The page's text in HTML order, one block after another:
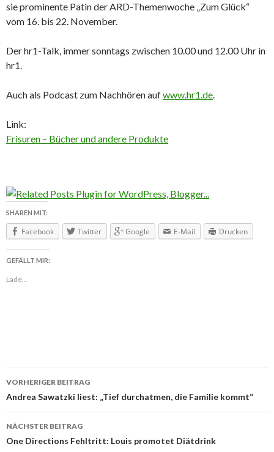
sie prominente Patin der ARD-Themenwoche „Zum Glück“
vom 16. bis 22. November.
Der hr1-Talk, immer sonntags zwischen 10.00 und 12.00 Uhr in
hr1.
Auch als Podcast zum Nachhören aufwww.hr1.de.
Link:
Frisuren – Bücher und andere Produkte
SHAREN MIT:
Facebook Twitter Google E-Mail Drucken
GEFÄLLT MIR:
Lade...
Beitragsnavigation
VORHERIGER BEITRAG
Andrea Sawatzki liest: „Tief durchatmen, die Familie kommt“
NÄCHSTER BEITRAG
One Directions Fehltritt: Louis promotet Diätdrink